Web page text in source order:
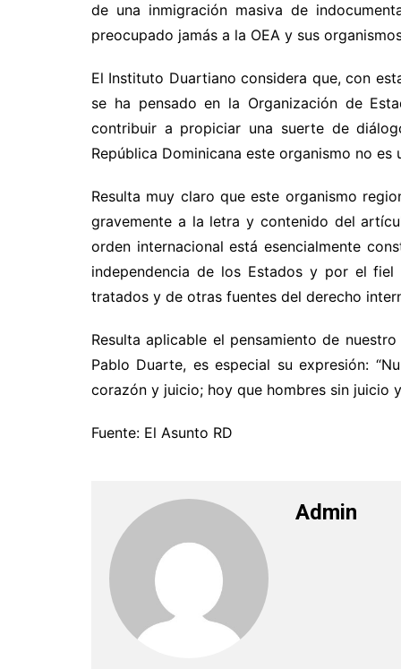
de una inmigración masiva de
preocupado jamás a la OEA y sus
El Instituto Duartiano considera que, con
se ha pensado en la Organización de
contribuir a propiciar una suerte de
República Dominicana este organismo no
Resulta muy claro que este organismo
gravemente a la letra y contenido del
orden internacional está esencialmente
independencia de los Estados y por el
tratados y de otras fuentes del derecho
Resulta aplicable el pensamiento de
Pablo Duarte, es especial su expresión:
corazón y juicio; hoy que hombres sin juicio
Fuente: El Asunto RD
Admin